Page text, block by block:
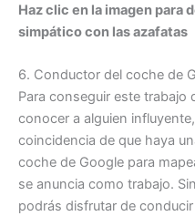
Haz clic en la imagen para
simpático con las azafatas
6. Conductor del coche de
Para conseguir este trabajo
conocer a alguien
coincidencia de que haya
coche de Google para
se anuncia como trabajo.
podrás disfrutar de